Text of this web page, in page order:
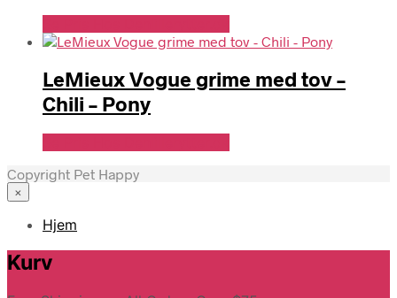
LeMieux Vogue grime med tov –
Chili – Pony
Copyright Pet Happy
×
Hjem
Kurv